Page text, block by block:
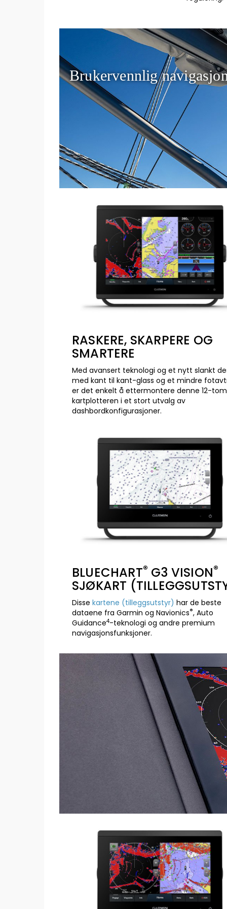
Brukervennlig
RASKERE, SKARPERE OG
SMARTERE
Med avansert teknologi og et nytt slankt
med kant til kant-glass og et mindre
er det enkelt å ettermontere denne 12-
kartplotteren i et stort utvalg av
dashbordkonfigurasjoner.
BLUECHART® G3 VISION®
SJØKART
Dissekartene (tilleggsutstyr) har de beste
dataene fra Garmin og Navionics®, Auto
Guidance4-teknologi og andre premium
navigasjonsfunksjoner.